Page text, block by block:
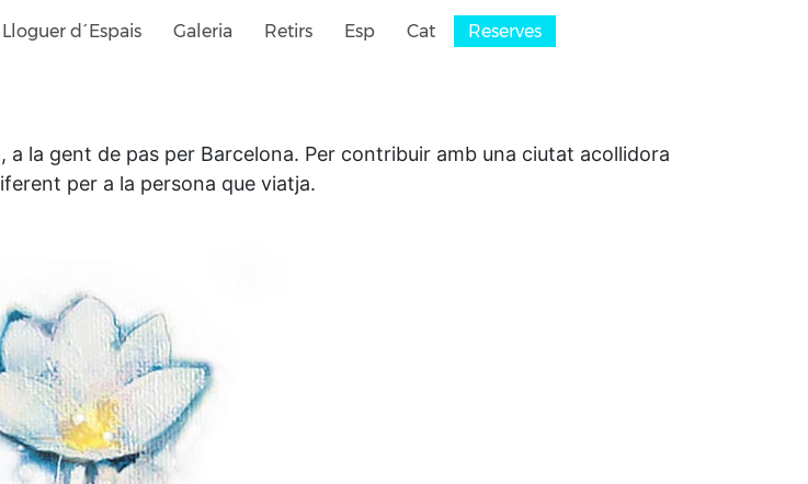
Lloguer d´Espais Galeria Retirs Esp Cat Reserves
la gent de pas per Barcelona. Per contribuir amb una ciutat acollidora
per a la persona que viatja.